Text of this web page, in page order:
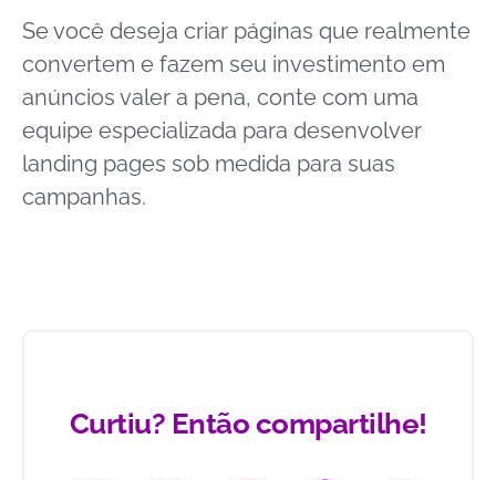
Se você deseja criar páginas que realmente
convertem e fazem seu investimento em
anúncios valer a pena, conte com uma
equipe especializada para desenvolver
landing pages sob medida para suas
campanhas.
Curtiu? Então compartilhe!